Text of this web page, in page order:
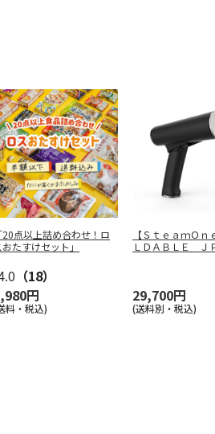
「20点以上詰め合わせ！ロ
おたすけセット」
（18）
円
料・税込)
【ＳｔｅａｍＯｎ
ＬＤＡＢＬＥ Ｊ
29,700円
(送料別・税込)